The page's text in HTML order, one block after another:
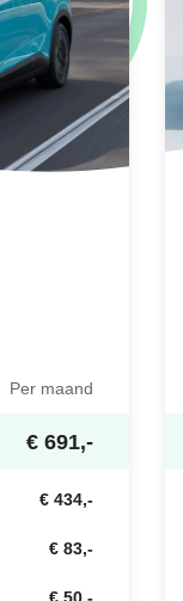
Per maand
€ 691,-
€ 434,-
€ 83,-